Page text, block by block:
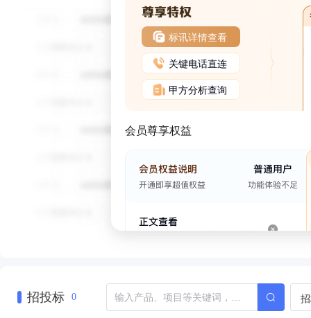
标讯详情查看
关键电话直连
甲方分析查询
会员尊享权益
招投标 0